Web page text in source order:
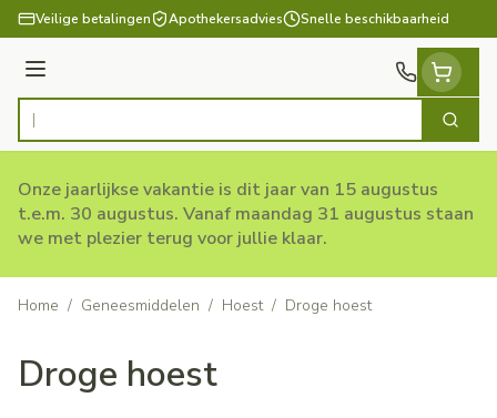
Ga naar de inhoud
Veilige betalingen Apothekersadvies Snelle beschikbaarheid
Menu
Product, merk, categorie... Zoek
Onze jaarlijkse vakantie is dit jaar van 15 augustus
t.e.m. 30 augustus. Vanaf maandag 31 augustus staan
we met plezier terug voor jullie klaar.
Home / Geneesmiddelen / Hoest / Droge hoest
Droge hoest